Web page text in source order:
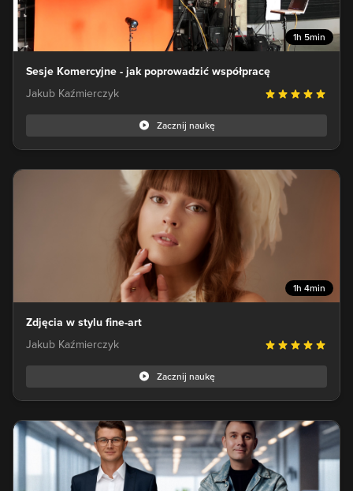
1h 5min
Sesje Komercyjne - jak poprowadzić współpracę
Jakub Kaźmierczyk
Zacznij naukę
1h 4min
Zdjęcia w stylu fine-art
Jakub Kaźmierczyk
Zacznij naukę